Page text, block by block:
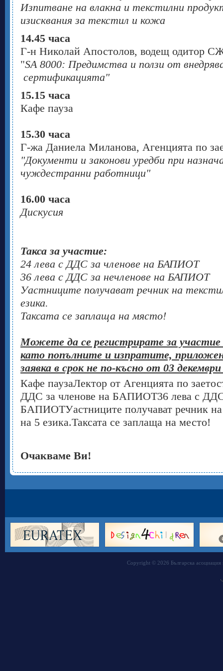
Изпитване на влакна и текстилни
изисквания за текстил и кожа
14.45 часа
Г-н Николай Апостолов, водещ одитор
"SA 8000: Предимства и ползи от
сертификацията"
15.15 часа
Кафе пауза
15.30 часа
Г-жа Даниела Миланова, Агенцията по
"Документи и законови уредби при
чуждестранни работници"
16.00 часа
Дискусия
Такса за участие:
24 лева с ДДС за членове на БАПИОТ
36 лева с ДДС за нечленове на БАПИОТ
Уастниците получават речник на
езика.
Таксата се заплаща на място!
Можете да се регистрирате за
като попълните и изпратите,
заявка в срок не по-късно от 03 декември
Кафе паузаЛектор от Агенцията по
ДДС за членове на БАПИОТ36 лева с ДДС
БАПИОТУастниците получават речник на
на 5 езика.Таксата се заплаща на место!
Очакваме Ви!
Copyright © 2026 Българска асоциация